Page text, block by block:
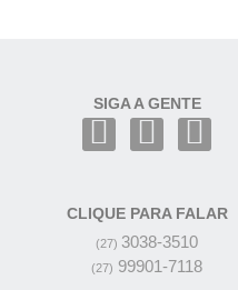
SIGA A GENTE
CLIQUE PARA FALAR
(27) 3038-3510
(27) 99901-7118